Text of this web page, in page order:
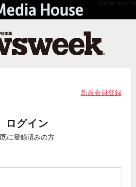
API Version 2.0
新規会員登録
ログイン
既に登録済みの方